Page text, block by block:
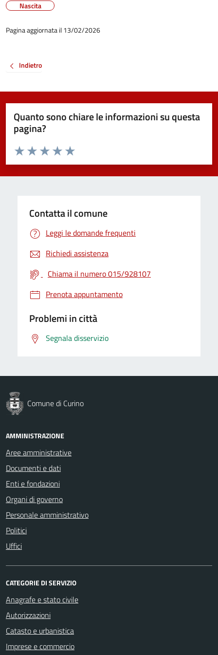
Nascita
Pagina aggiornata il 13/02/2026
Indietro
Quanto sono chiare le informazioni su questa
pagina?
Valuta da 1 a 5 stelle la pagina
Valuta 5 stelle su 5
Valuta 4 stelle su 5
Valuta 3 stelle su 5
Valuta 2 stelle su 5
Valuta 1 stelle su 5
Contatta il comune
Leggi le domande frequenti
Richiedi assistenza
Chiama il numero 015/928107
Prenota appuntamento
Problemi in città
Segnala disservizio
Comune di Curino
AMMINISTRAZIONE
Aree amministrative
Documenti e dati
Enti e fondazioni
Organi di governo
Personale amministrativo
Politici
Uffici
CATEGORIE DI SERVIZIO
Anagrafe e stato civile
Autorizzazioni
Catasto e urbanistica
Imprese e commercio